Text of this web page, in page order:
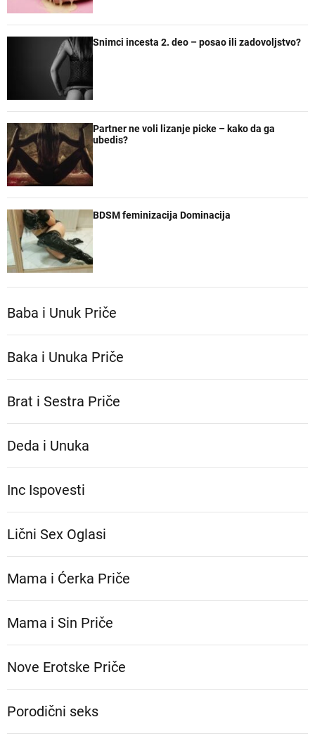
Snimci incesta 2. deo – posao ili zadovoljstvo?
Partner ne voli lizanje picke – kako da ga
ubedis?
BDSM feminizacija Dominacija
Baba i Unuk Priče
Baka i Unuka Pričе
Brat i Sestra Priče
Deda i Unuka
Inc Ispovesti
Lični Sex Oglasi
Mama i Ćerka Priče
Mama i Sin Priče
Nove Erotske Priče
Porodični seks